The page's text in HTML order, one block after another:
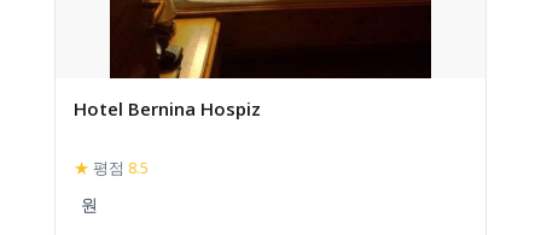
Hotel Bernina Hospiz
★ 평점 8.5